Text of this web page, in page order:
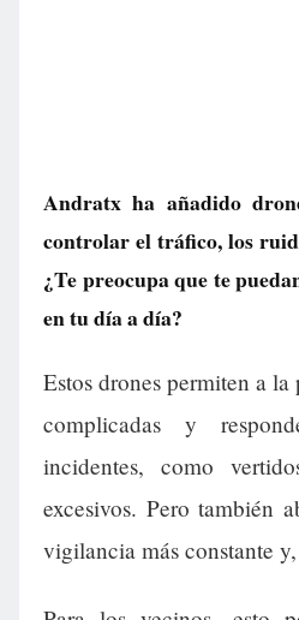
Andratx ha añadido
controlar el tráfico, los
¿Te preocupa que te
en tu día a día?
Estos drones permiten a
complicadas y
incidentes, como
excesivos. Pero también
vigilancia más constante